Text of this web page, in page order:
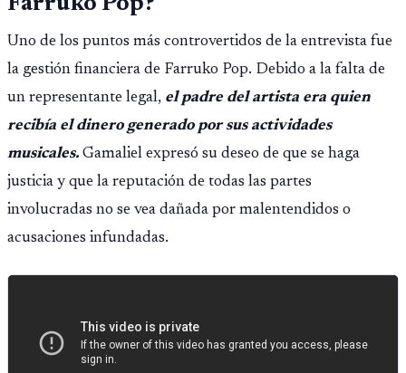
Farruko Pop?
Uno de los puntos más controvertidos de la entrevista fue
la gestión financiera de Farruko Pop. Debido a la falta de
un representante legal, el padre del artista era quien
recibía el dinero generado por sus actividades
musicales. Gamaliel expresó su deseo de que se haga
justicia y que la reputación de todas las partes
involucradas no se vea dañada por malentendidos o
acusaciones infundadas.